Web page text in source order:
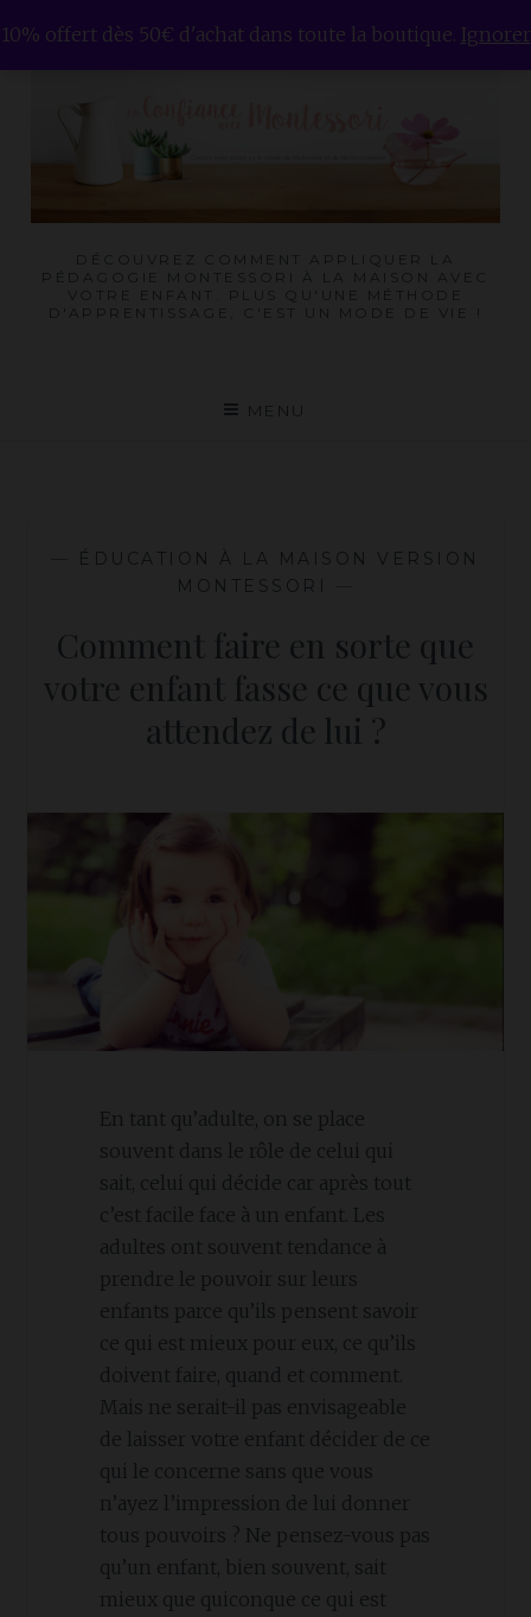
to
DÉCOUVREZ COMMENT APPLIQUER LA
PÉDAGOGIE MONTESSORI À LA MAISON AVEC
VOTRE ENFANT. PLUS QU'UNE MÉTHODE
D'APPRENTISSAGE, C'EST UN MODE DE VIE !
MENU
ÉDUCATION À LA MAISON VERSION
MONTESSORI
Comment faire en sorte que
votre enfant fasse ce que vous
attendez de lui ?
En tant qu’adulte, on se place
souvent dans le rôle de celui qui
sait, celui qui décide car après tout
c’est facile face à un enfant. Les
adultes ont souvent tendance à
prendre le pouvoir sur leurs
enfants parce qu’ils pensent savoir
ce qui est mieux pour eux, ce qu’ils
doivent faire, quand et comment.
Mais ne serait-il pas envisageable
de laisser votre enfant décider de ce
qui le concerne sans que vous
n’ayez l’impression de lui donner
tous pouvoirs ? Ne pensez-vous pas
qu’un enfant, bien souvent, sait
mieux que quiconque ce qui est
10% offert dès 50€ d'achat dans toute la boutique. Ignorer